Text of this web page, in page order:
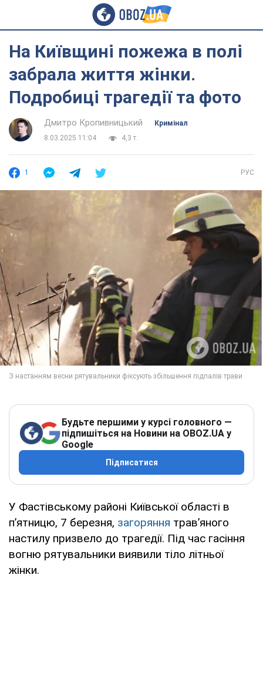
На Київщині пожежа в полі
забрала життя жінки.
Подробиці трагедії та фото
Дмитро Кропивницький
Кримінал
8.03.2025 11:04
4,3 т.
1 РУС
Будьте першими у курсі головного —
підпишіться на Новини на OBOZ.UA у
Google
Підписатися
У Фастівському районі Київської області в
п’ятницю, 7 березня, загоряння трав’яного
настилу призвело до трагедії. Під час гасіння
вогню рятувальники виявили тіло літньої
жінки.